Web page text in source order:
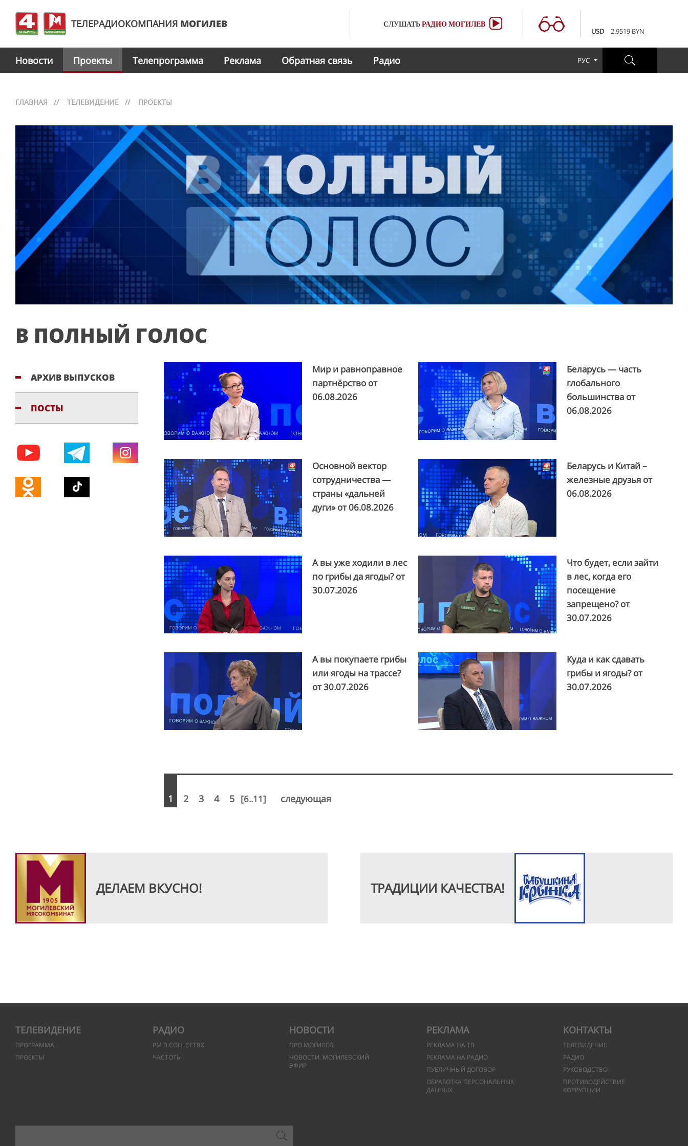
ТЕЛЕРАДИОКОМПАНИЯ МОГИЛЕВ СЛУШАТЬРАДИОМОГИЛЕВ
USD
2.9519 BYN
3.4231 BYN
2.9519 BYN
Новости Проекты Телепрограмма Реклама Обратная связь Радио РУС
ГЛАВНАЯ // ТЕЛЕВИДЕНИЕ // ПРОЕКТЫ
В ПОЛНЫЙ ГОЛОС
АРХИВ ВЫПУСКОВ
ПОСТЫ
Мир и равноправное
партнёрство от
06.08.2026
Беларусь — часть
глобального
большинства от
06.08.2026
Основной вектор
сотрудничества —
страны «дальней
дуги» от06.08.2026
Беларусь и Китай –
железные друзья от
06.08.2026
А вы уже ходили в лес
по грибы да ягоды? от
30.07.2026
Что будет, если зайти
в лес, когда его
посещение
запрещено? от
30.07.2026
А вы покупаете грибы
или ягоды на трассе?
от30.07.2026
Куда и как сдавать
грибы и ягоды? от
30.07.2026
1 2 3 4 5 [6..11] следующая
ДЕЛАЕМ ВКУСНО! ТРАДИЦИИ КАЧЕСТВА!
ТЕЛЕВИДЕНИЕ
ПРОГРАММА
ПРОЕКТЫ
РАДИО
РМ В СОЦ. СЕТЯХ
ЧАСТОТЫ
НОВОСТИ
ПРО МОГИЛЕВ
НОВОСТИ. МОГИЛЕВСКИЙ
ЭФИР
РЕКЛАМА
РЕКЛАМА НА ТВ
РЕКЛАМА НА РАДИО
ПУБЛИЧНЫЙ ДОГОВОР
ОБРАБОТКА ПЕРСОНАЛЬНЫХ
ДАННЫХ
КОНТАКТЫ
ТЕЛЕВИДЕНИЕ
РАДИО
РУКОВОДСТВО
ПРОТИВОДЕЙСТВИЕ
КОРРУПЦИИ